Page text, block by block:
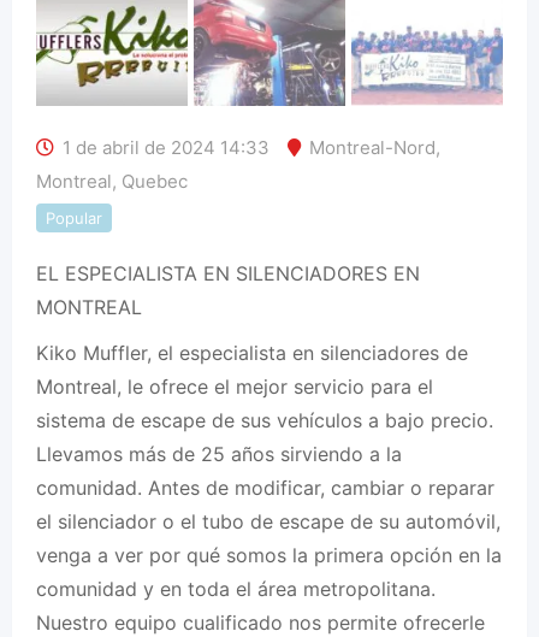
1 de abril de 2024 14:33 Montreal-Nord,
Montreal, Quebec
Popular
EL ESPECIALISTA EN SILENCIADORES EN
MONTREAL
Kiko Muffler, el especialista en silenciadores de
Montreal, le ofrece el mejor servicio para el
sistema de escape de sus vehículos a bajo precio.
Llevamos más de 25 años sirviendo a la
comunidad. Antes de modificar, cambiar o reparar
el silenciador o el tubo de escape de su automóvil,
venga a ver por qué somos la primera opción en la
comunidad y en toda el área metropolitana.
Nuestro equipo cualificado nos permite ofrecerle